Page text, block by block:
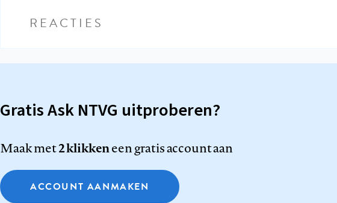
REACTIES
Gratis Ask NTVG uitproberen?
Maak met2 klikkeneen gratis account aan
ACCOUNT AANMAKEN